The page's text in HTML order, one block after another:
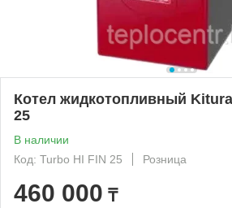
Котел жидкотопливный
25
В наличии
Код: Turbo HI FIN 25
Розница
460 000 ₸